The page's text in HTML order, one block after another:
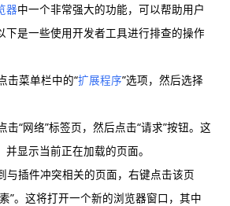
器中一个非常强大的功能，可以帮助用户
下是一些使用开发者工具进行排查的操作
击菜单栏中的“扩展程序”选项，然后选择
“网络”标签页，然后点击“请求”按钮。这
显示当前正在加载的页面。
与插件冲突相关的页面，右键点击该页
”。这将打开一个新的浏览器窗口，其中